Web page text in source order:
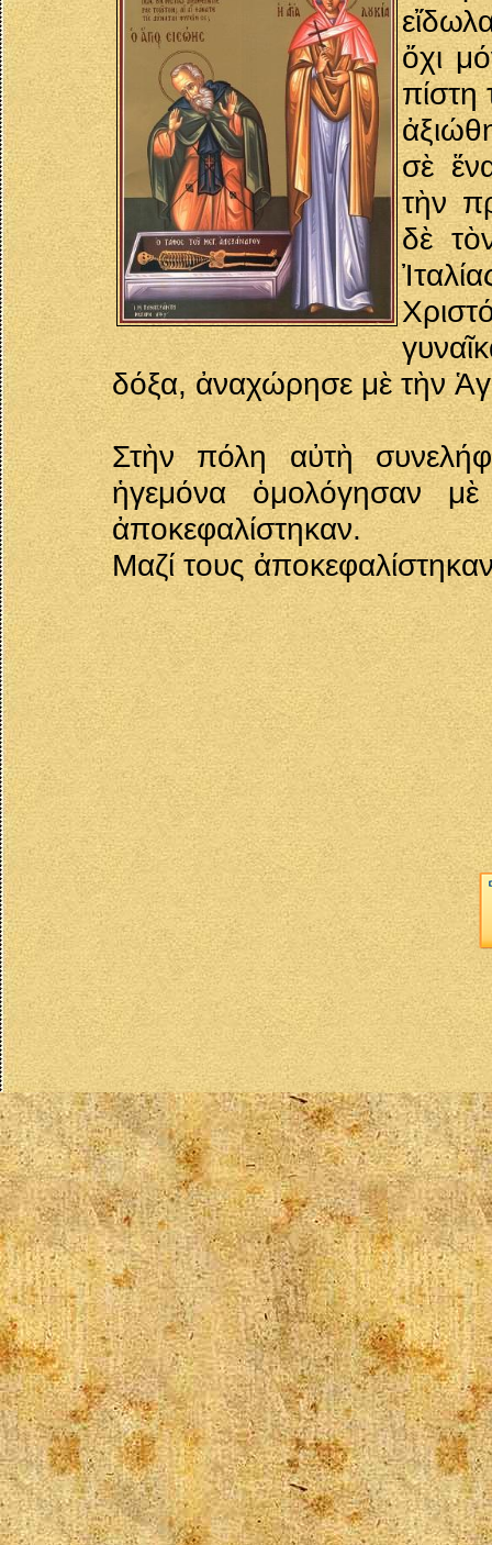
ὄχι
πίστη
σὲ
τὴν
δὲ
δόξα, ἀναχώρησε μὲ τὴν
Στὴν πόλη αὐτὴ
ἡγεμόνα ὁμολόγησαν
ἀποκεφαλίστηκαν.
Μαζί τους